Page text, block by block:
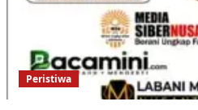
Peristiwa